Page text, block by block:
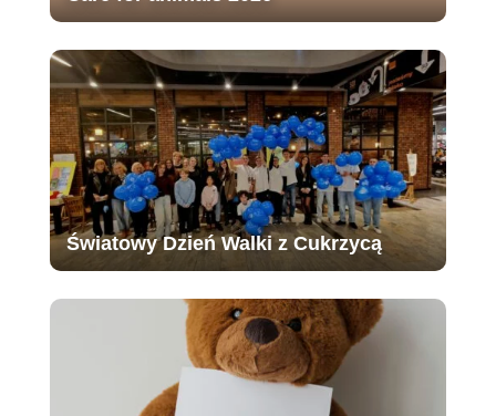
Światowy Dzień Walki z Cukrzycą